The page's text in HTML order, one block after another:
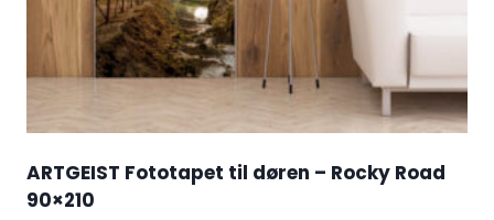
ARTGEIST Fototapet til døren – Rocky Road
90×210